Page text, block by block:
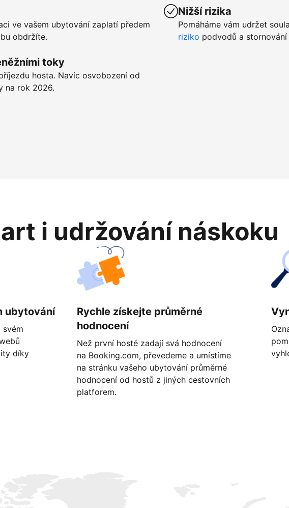
ve vašem ubytování zaplatí předem
obdržíte.
toky
hosta. Navíc osvobození od
na rok 2026.
Nižší rizika
Pomáháme vám udržet
riziko podvodů a stornování
i udržování náskoku
ubytování
díky
Rychle získejte průměrné
hodnocení
Než první hosté zadají svá hodnocení
na Booking.com, převedeme a umístíme
na stránku vašeho ubytování průměrné
hodnocení od hostů z jiných cestovních
platforem.